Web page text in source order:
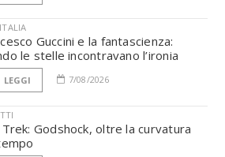
Guccini e la fantascienza:
le stelle incontravano l’ironia
LEGGI 7/08/2026
Godshock, oltre la curvatura